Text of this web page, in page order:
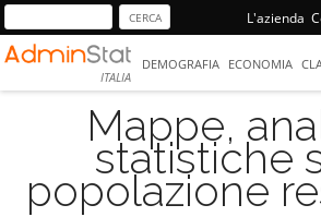
L'azienda
ITALIA
DEMOGRAFIA ECONOMIA
Mappe,
statistiche
popolazione